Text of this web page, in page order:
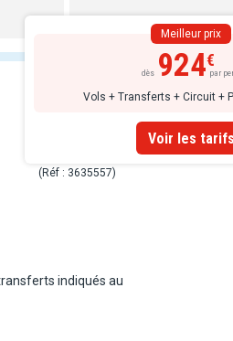
Meilleur prix
dès 924 par
Vols + Transferts + Circuit +
Voir les tarifs
(Réf : 3635557)
indiqués au